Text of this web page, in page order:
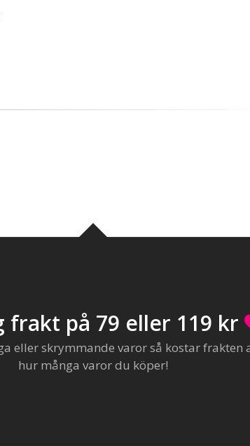
frakt på 79 eller 119 kr
eller skrymmande varor så kostar
hur många varor du köper!